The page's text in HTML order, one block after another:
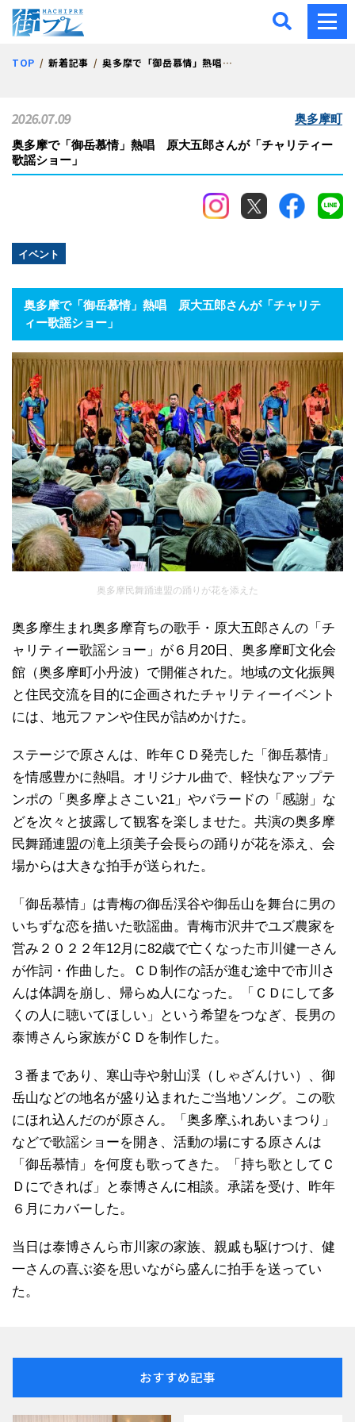
街プレ -東京・西多摩の
TOP 新着記事 奥多摩で「御岳慕情」熱唱 原大五郎さんが「チャリティー歌謡ショー」
奥多摩で「御岳慕情」熱唱 原大五郎さんが「チャリティー
歌謡ショー」
イベント
2026.07.09 奥多摩町
奥多摩で「御岳慕情」熱唱 原大五郎さんが「チャリテ
ィー歌謡ショー」
奥多摩民舞踊連盟の踊りが花を添えた
奥多摩生まれ奥多摩育ちの歌手・原大五郎さんの「チ
ャリティー歌謡ショー」が６月20日、奥多摩町文化会
館（奥多摩町小丹波）で開催された。地域の文化振興
と住民交流を目的に企画されたチャリティーイベント
には、地元ファンや住民が詰めかけた。
ステージで原さんは、昨年ＣＤ発売した「御岳慕情」
を情感豊かに熱唱。オリジナル曲で、軽快なアップテ
ンポの「奥多摩よさこい21」やバラードの「感謝」な
どを次々と披露して観客を楽しませた。共演の奥多摩
民舞踊連盟の滝上須美子会長らの踊りが花を添え、会
場からは大きな拍手が送られた。
「御岳慕情」は青梅の御岳渓谷や御岳山を舞台に男の
いちずな恋を描いた歌謡曲。青梅市沢井でユズ農家を
営み２０２２年12月に82歳で亡くなった市川健一さん
が作詞・作曲した。ＣＤ制作の話が進む途中で市川さ
んは体調を崩し、帰らぬ人になった。「ＣＤにして多
くの人に聴いてほしい」という希望をつなぎ、長男の
泰博さんら家族がＣＤを制作した。
３番まであり、寒山寺や射山渓（しゃざんけい）、御
岳山などの地名が盛り込まれたご当地ソング。この歌
にほれ込んだのが原さん。「奥多摩ふれあいまつり」
などで歌謡ショーを開き、活動の場にする原さんは
「御岳慕情」を何度も歌ってきた。「持ち歌としてＣ
Ｄにできれば」と泰博さんに相談。承諾を受け、昨年
６月にカバーした。
当日は泰博さんら市川家の家族、親戚も駆けつけ、健
一さんの喜ぶ姿を思いながら盛んに拍手を送ってい
た。
おすすめ記事